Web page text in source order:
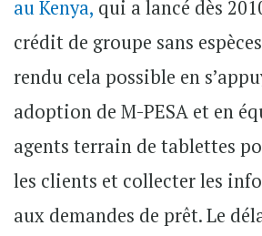
au Kenya, qui a lancé dès
crédit de groupe sans
rendu cela possible en
adoption de M-PESA et en
agents terrain de tablettes
les clients et collecter les
aux demandes de prêt. Le